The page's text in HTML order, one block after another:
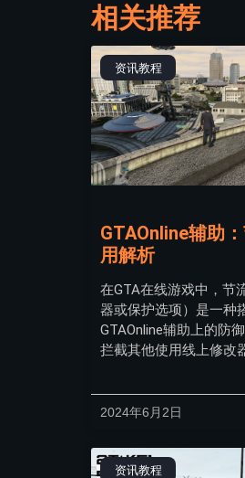
相关推荐
资讯教程
GTAOnline辅助
用解析
在GTA在线游戏中，节
器或保护选项）是一种
GTAOnline辅助上的防
拦截其他使用线上修改
2024年6月2日
资讯教程